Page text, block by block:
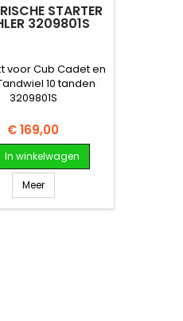
STARTER
3209801S
voor Cub Cadet en
10 tanden
3209801S
Prijs
€ 169,00
In winkelwagen
Meer